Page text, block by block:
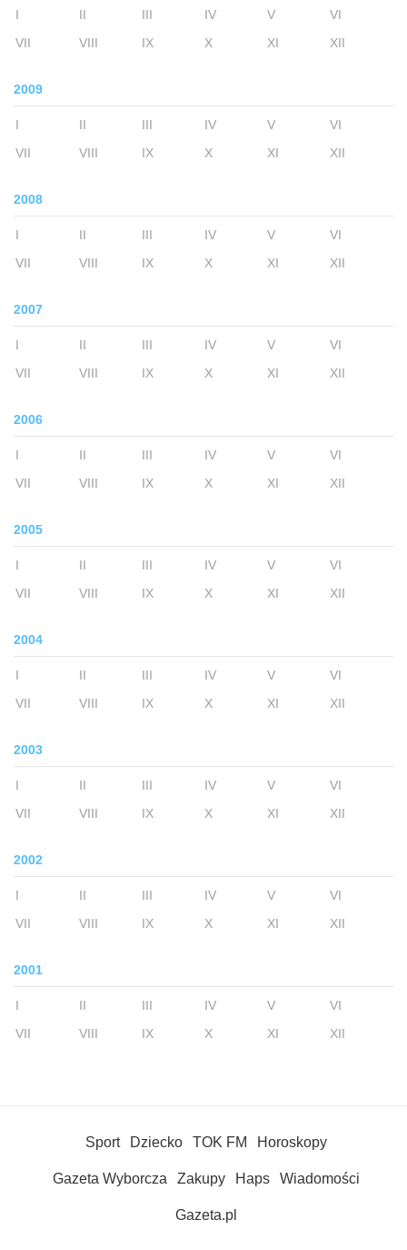
I II III IV V
VI
VII
VIII IX X XI XII
2009
I II III IV V
VI
VII
VIII IX X XI XII
2008
I II III IV V
VI
VII
VIII IX X XI XII
2007
I II III IV V
VI
VII
VIII IX X XI XII
2006
I II III IV V
VI
VII
VIII IX X XI XII
2005
I II III IV V
VI
VII
VIII IX X XI XII
2004
I II III IV V
VI
VII
VIII IX X XI XII
2003
I II III IV V
VI
VII
VIII IX X XI XII
2002
I II III IV V
VI
VII
VIII IX X XI XII
2001
I II III IV V
VI
VII
VIII IX X XI XII
Sport Dziecko TOK FM Horoskopy
Gazeta Wyborcza Zakupy Haps Wiadomości
Gazeta.pl